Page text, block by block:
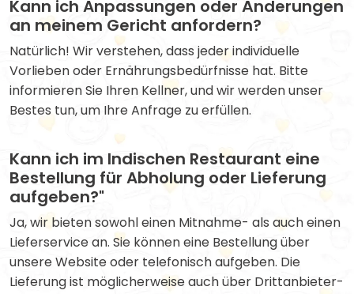
Kann ich Anpassungen oder Änderungen
an meinem Gericht anfordern?
Natürlich! Wir verstehen, dass jeder individuelle
Vorlieben oder Ernährungsbedürfnisse hat. Bitte
informieren Sie Ihren Kellner, und wir werden unser
Bestes tun, um Ihre Anfrage zu erfüllen.
Kann ich im Indischen Restaurant eine
Bestellung für Abholung oder Lieferung
aufgeben?"
Ja, wir bieten sowohl einen Mitnahme- als auch einen
Lieferservice an. Sie können eine Bestellung über
unsere Website oder telefonisch aufgeben. Die
Lieferung ist möglicherweise auch über Drittanbieter-